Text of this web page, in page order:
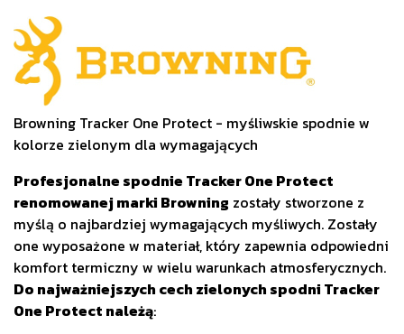
Browning Tracker One Protect - myśliwskie spodnie w
kolorze zielonym dla wymagających
Profesjonalne spodnie Tracker One Protect
renomowanej marki Browning zostały stworzone z
myślą o najbardziej wymagających myśliwych. Zostały
one wyposażone w materiał, który zapewnia odpowiedni
komfort termiczny w wielu warunkach atmosferycznych.
Do najważniejszych cech zielonych spodni Tracker
One Protect należą: